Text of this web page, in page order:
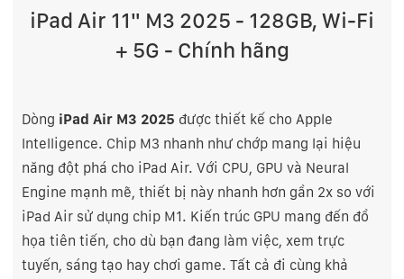
iPad Air 11" M3 2025 - 128GB, Wi-Fi
+ 5G - Chính hãng
Dòng iPad Air M3 2025 được thiết kế cho Apple
Intelligence. Chip M3 nhanh như chớp mang lại hiệu
năng đột phá cho iPad Air. Với CPU, GPU và Neural
Engine mạnh mẽ, thiết bị này nhanh hơn gần 2x so với
iPad Air sử dụng chip M1. Kiến trúc GPU mang đến đồ
họa tiên tiến, cho dù bạn đang làm việc, xem trực
tuyến, sáng tạo hay chơi game. Tất cả đi cùng khả